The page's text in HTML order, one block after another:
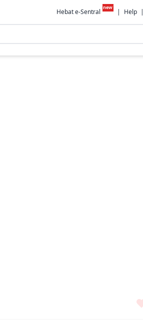
Hebat e-Sentral
new
| Help |